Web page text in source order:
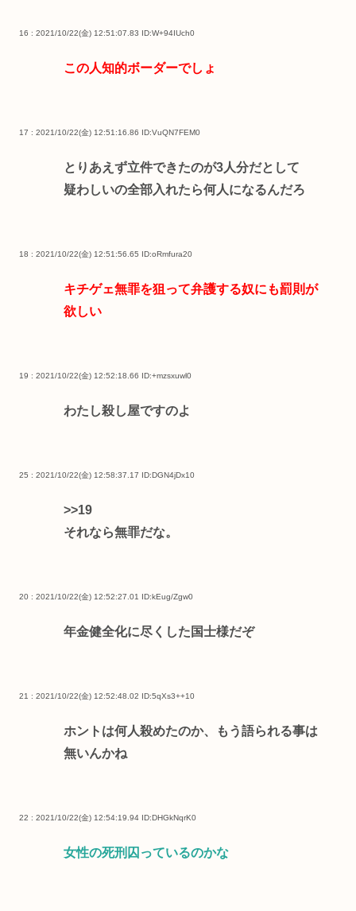
16 : 2021/10/22(金) 12:51:07.83 ID:W+94IUch0
この人知的ボーダーでしょ
17 : 2021/10/22(金) 12:51:16.86 ID:VuQN7FEM0
とりあえず立件できたのが3人分だとして
疑わしいの全部入れたら何人になるんだろ
18 : 2021/10/22(金) 12:51:56.65 ID:oRmfura20
キチゲェ無罪を狙って弁護する奴にも罰則が
欲しい
19 : 2021/10/22(金) 12:52:18.66 ID:+mzsxuwl0
わたし殺し屋ですのよ
25 : 2021/10/22(金) 12:58:37.17 ID:DGN4jDx10
>>19
それなら無罪だな。
20 : 2021/10/22(金) 12:52:27.01 ID:kEug/Zgw0
年金健全化に尽くした国士様だぞ
21 : 2021/10/22(金) 12:52:48.02 ID:5qXs3++10
ホントは何人殺めたのか、もう語られる事は
無いんかね
22 : 2021/10/22(金) 12:54:19.94 ID:DHGkNqrK0
女性の死刑囚っているのかな